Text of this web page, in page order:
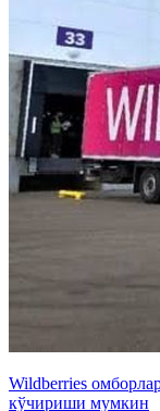
Wildberries
кўчириши мумкин